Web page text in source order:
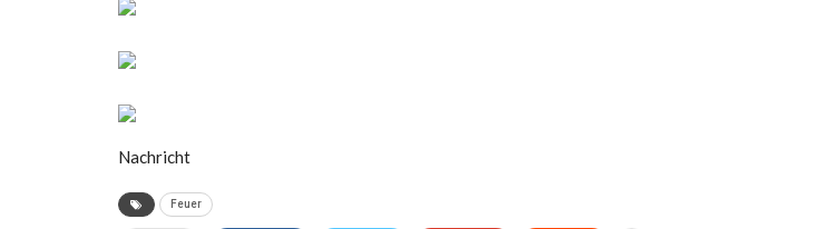
Nachricht
Feuer